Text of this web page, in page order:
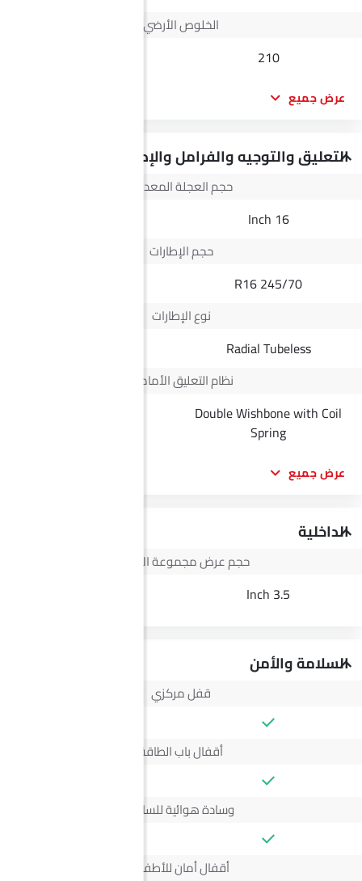
الخلوص الأرضي
210
عرض جميع
التعليق والتوجيه والفرامل والإطارات
حجم العجلة المعدنية
16 Inch
حجم الإطارات
245/70 R16
نوع الإطارات
Radial Tubeless
نظام التعليق الأمامي
Double Wishbone with Coil
Spring
عرض جميع
الداخلية
حجم عرض مجموعة الأجهزة
3.5 Inch
السلامة والأمن
قفل مركزي
أقفال باب الطاقة
وسادة هوائية للسائق
أقفال أمان للأطفال